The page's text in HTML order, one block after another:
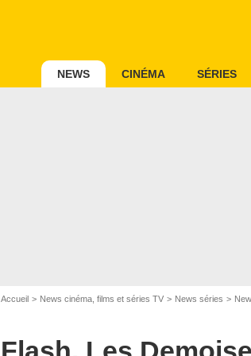
NEWS CINÉMA SÉRIES
Accueil News cinéma, films et séries TV News séries